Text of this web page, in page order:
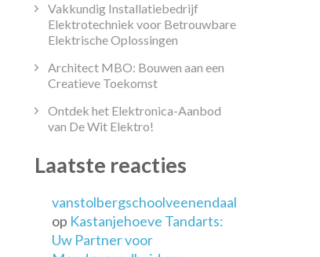
Vakkundig Installatiebedrijf
Elektrotechniek voor Betrouwbare
Elektrische Oplossingen
Architect MBO: Bouwen aan een
Creatieve Toekomst
Ontdek het Elektronica-Aanbod
van De Wit Elektro!
Laatste reacties
vanstolbergschoolveenendaal
op Kastanjehoeve Tandarts:
Uw Partner voor